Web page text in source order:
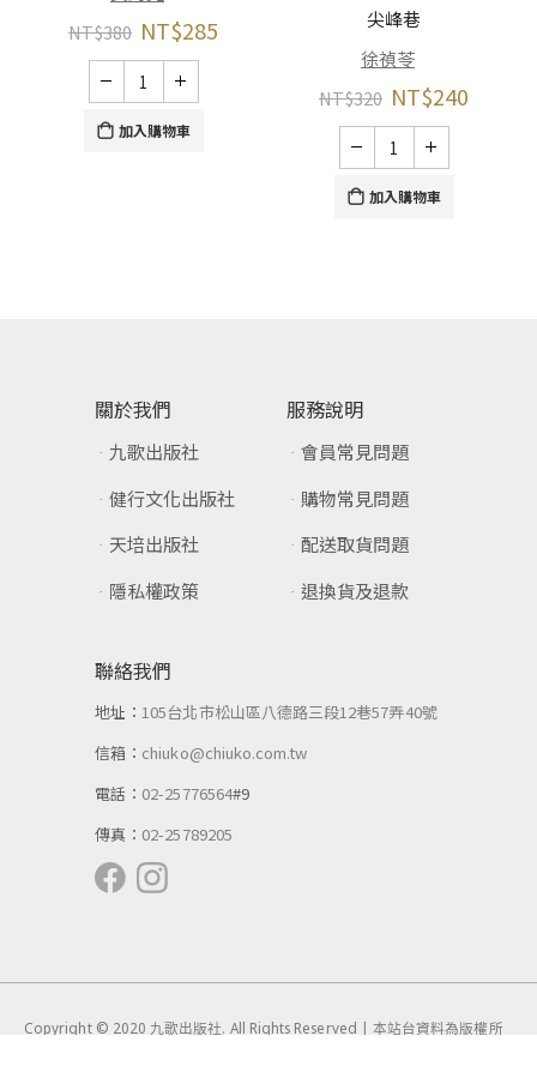
NT$380 NT$285
加入購物車
尖峰巷
徐禎苓
NT$320 NT$240
加入購物車
關於我們
九歌出版社
健行文化出版社
天培出版社
隱私權政策
服務說明
會員常見問題
購物常見問題
配送取貨問題
退換貨及退款
聯絡我們
地址：105台北市松山區八德路三段12巷57弄40號
信箱： chiuko@chiuko.com.tw
電話： 02-25776564#9
傳真： 02-25789205
Copyright © 2020 九歌出版社. All Rights Reserved | 本站台資料為版權所